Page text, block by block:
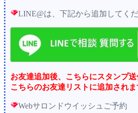
LINE@は、下記から追加してく
お友達追加後、こちらにスタンプ送
こちらのお友達リストに追加されま
Webサロンドウイッシュご予約